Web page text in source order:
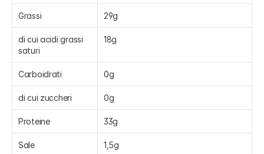
Grassi 29g
di cui acidi grassi
saturi
18g
Carboidrati 0g
di cui zuccheri 0g
Proteine 33g
Sale 1,5g